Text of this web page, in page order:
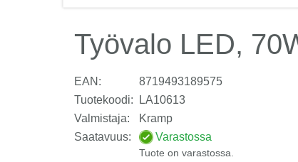
Työvalo LED,
EAN:
8719493189575
Tuotekoodi:
LA10613
Valmistaja:
Kramp
Saatavuus:
Varastossa
Tuote on varastossa.